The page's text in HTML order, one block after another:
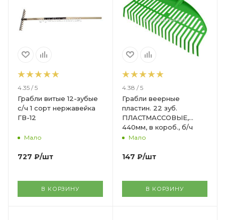
4.35 / 5
Грабли витые 12-зубые
с/ч 1 сорт нержавейка
ГВ-12
Мало
727 ₽/шт
В КОРЗИНУ
4.38 / 5
Грабли веерные
пластин. 22 зуб.
ПЛАСТМАССОВЫЕ,
440мм, в короб., б/ч
Мало
147 ₽/шт
В КОРЗИНУ